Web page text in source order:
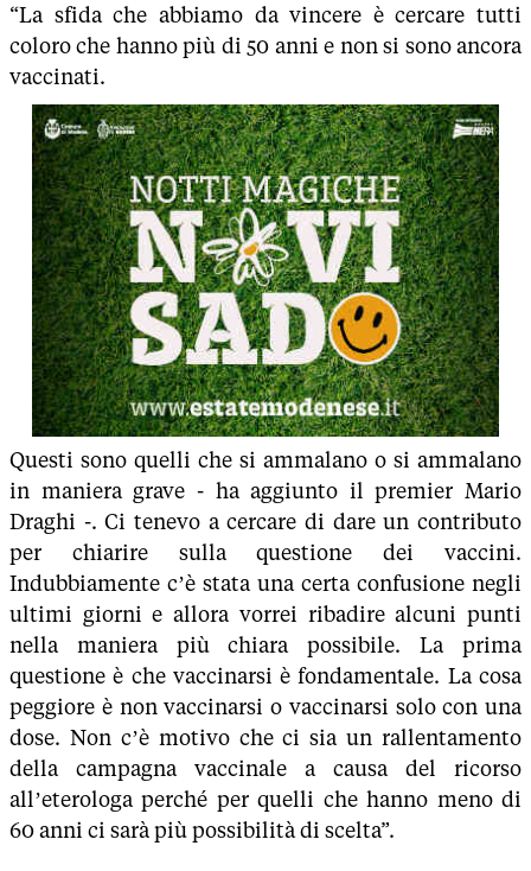
“La sfida che abbiamo da vincere è cercare tutti
coloro che hanno più di 50 anni e non si sono ancora
vaccinati.
Questi sono quelli che si ammalano o si ammalano
in maniera grave - ha aggiunto il premier Mario
Draghi -. Ci tenevo a cercare di dare un contributo
per chiarire sulla questione dei vaccini.
Indubbiamente c’è stata una certa confusione negli
ultimi giorni e allora vorrei ribadire alcuni punti
nella maniera più chiara possibile. La prima
questione è che vaccinarsi è fondamentale. La cosa
peggiore è non vaccinarsi o vaccinarsi solo con una
dose. Non c’è motivo che ci sia un rallentamento
della campagna vaccinale a causa del ricorso
all’eterologa perché per quelli che hanno meno di
60 anni ci sarà più possibilità di scelta”.